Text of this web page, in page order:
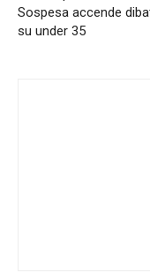
Sospesa accende
su under 35